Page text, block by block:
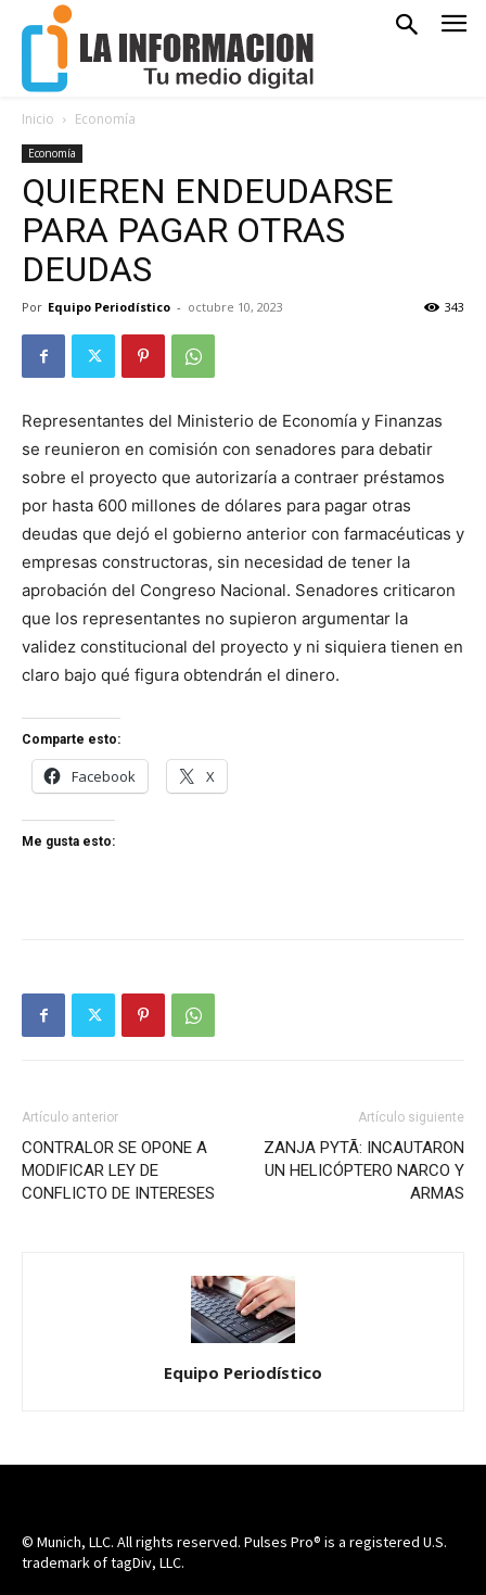
Inicio Economía
Economía
QUIEREN ENDEUDARSE
PARA PAGAR OTRAS
DEUDAS
Por Equipo Periodístico - octubre 10, 2023 343
Representantes del Ministerio de Economía y Finanzas
se reunieron en comisión con senadores para debatir
sobre el proyecto que autorizaría a contraer préstamos
por hasta 600 millones de dólares para pagar otras
deudas que dejó el gobierno anterior con farmacéuticas y
empresas constructoras, sin necesidad de tener la
aprobación del Congreso Nacional. Senadores criticaron
que los representantes no supieron argumentar la
validez constitucional del proyecto y ni siquiera tienen en
claro bajo qué figura obtendrán el dinero.
Comparte esto:
Facebook X
Me gusta esto:
Artículo anterior
CONTRALOR SE OPONE A
MODIFICAR LEY DE
CONFLICTO DE INTERESES
Artículo siguiente
ZANJA PYTÃ: INCAUTARON
UN HELICÓPTERO NARCO Y
ARMAS
Equipo Periodístico
© Munich, LLC. All rights reserved. Pulses Pro® is a registered U.S.
trademark of tagDiv, LLC.